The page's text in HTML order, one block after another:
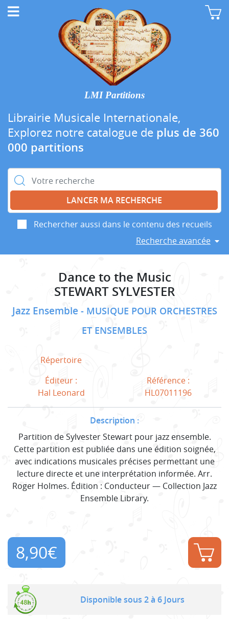
LMI Partitions
Librairie Musicale Internationale,
Explorez notre catalogue de plus de 360
000 partitions
Rechercher :
Rechercher aussi dans le contenu des recueils
Recherche avancée
Dance to the Music
STEWART SYLVESTER
Jazz Ensemble
MUSIQUE POUR ORCHESTRES
ET ENSEMBLES
Répertoire
Éditeur :
Hal Leonard
Référence :
HL07011196
Description :
Partition de Sylvester Stewart pour jazz ensemble.
Cette partition est publiée dans une édition soignée,
avec indications musicales précises permettant une
lecture directe et une interprétation informée. Arr.
Roger Holmes. Édition : Conducteur — Collection Jazz
Ensemble Library.
8,90€
Disponible sous 2 à 6 Jours